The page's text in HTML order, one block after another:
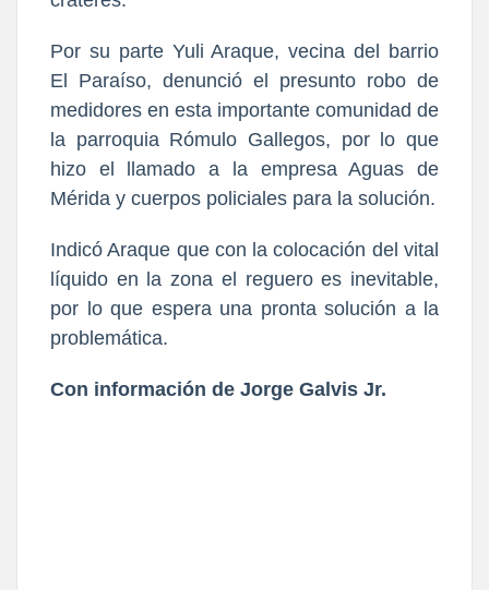
Por su parte Yuli Araque, vecina del barrio
El Paraíso, denunció el presunto robo de
medidores en esta importante comunidad de
la parroquia Rómulo Gallegos, por lo que
hizo el llamado a la empresa Aguas de
Mérida y cuerpos policiales para la solución.
Indicó Araque que con la colocación del vital
líquido en la zona el reguero es inevitable,
por lo que espera una pronta solución a la
problemática.
Con información de Jorge Galvis Jr.